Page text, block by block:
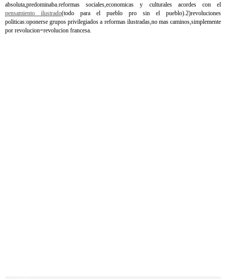
absoluta,predominaba.reformas sociales,economicas y culturales acordes con el
pensamiento ilustrado(todo para el pueblo pro sin el pueblo).2)revoluciones
politicas:oponerse grupos privilegiados a reformas ilustradas,no mas caminos,simplemente
por revolucion=revolucion francesa.